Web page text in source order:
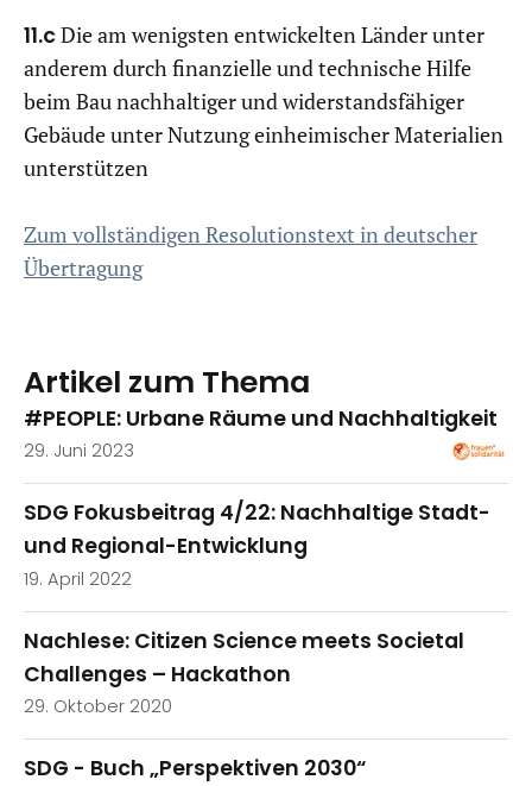
11.cDie am wenigsten entwickelten Länder unter
anderem durch finanzielle und technische Hilfe
beim Bau nachhaltiger und widerstandsfähiger
Gebäude unter Nutzung einheimischer Materialien
unterstützen
Zum vollständigen Resolutionstext in deutscher
Übertragung
Artikel zum Thema
#PEOPLE: Urbane Räume und Nachhaltigkeit
29. Juni 2023
SDG Fokusbeitrag 4/22: Nachhaltige Stadt-
und Regional-Entwicklung
19. April 2022
Nachlese: Citizen Science meets Societal
Challenges – Hackathon
29. Oktober 2020
SDG - Buch „Perspektiven 2030“